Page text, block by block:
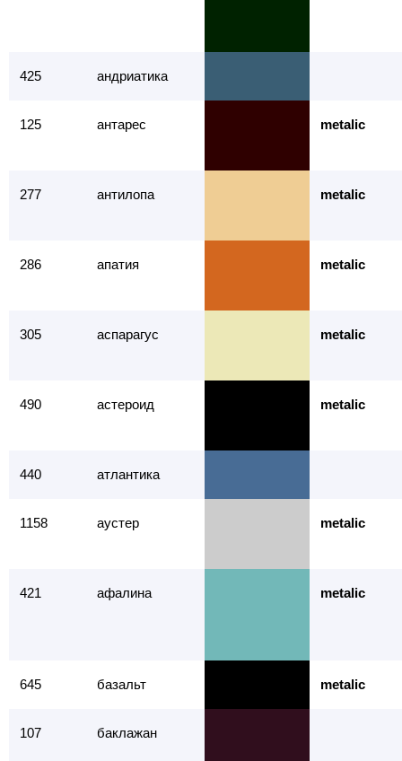
425 андриатика
125 антарес metalic
277 антилопа metalic
286 апатия metalic
305 аспарагус metalic
490 астероид metalic
440 атлантика
1158 аустер metalic
421 афалина metalic
645 базальт metalic
107 баклажан